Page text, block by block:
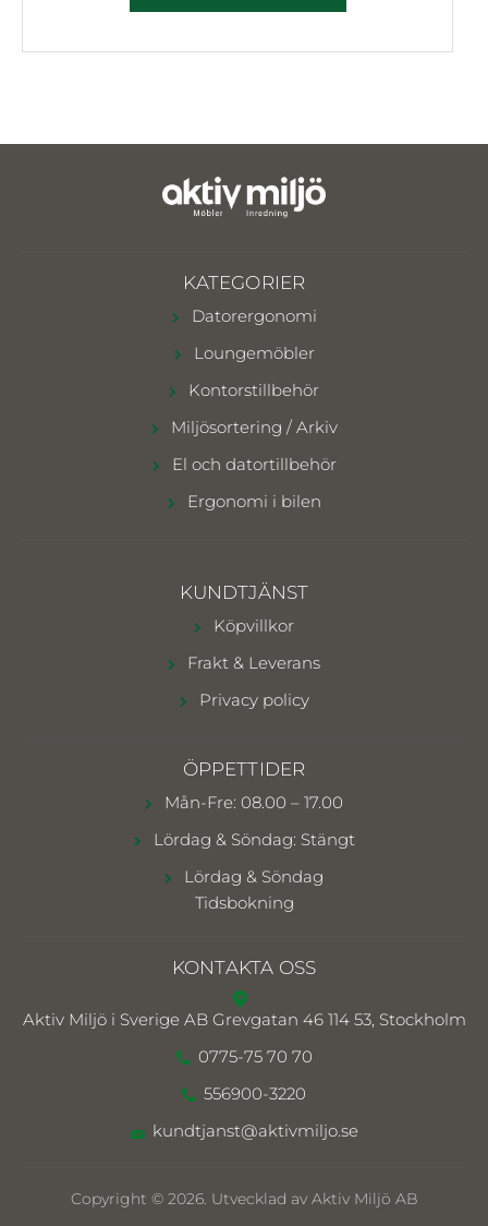
KATEGORIER
Datorergonomi
Loungemöbler
Kontorstillbehör
Miljösortering / Arkiv
El och datortillbehör
Ergonomi i bilen
KUNDTJÄNST
Köpvillkor
Frakt & Leverans
Privacy policy
ÖPPETTIDER
Mån-Fre: 08.00 – 17.00
Lördag & Söndag: Stängt
Lördag & Söndag
Tidsbokning
KONTAKTA OSS
Aktiv Miljö i Sverige AB Grevgatan 46 114 53, Stockholm
0775-75 70 70
556900-3220
kundtjanst@aktivmiljo.se
Copyright © 2026. Utvecklad av Aktiv Miljö AB